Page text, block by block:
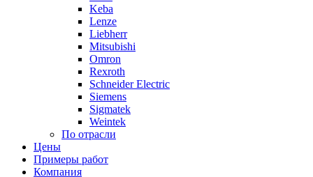
Keba
Lenze
Liebherr
Mitsubishi
Omron
Rexroth
Schneider Electric
Siemens
Sigmatek
Weintek
По отрасли
Цены
Примеры работ
Компания